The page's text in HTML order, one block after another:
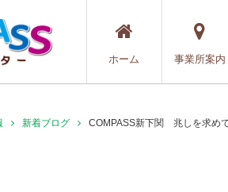
ホーム 事業所案内
新着ブログ COMPASS新下関 兆しを求め